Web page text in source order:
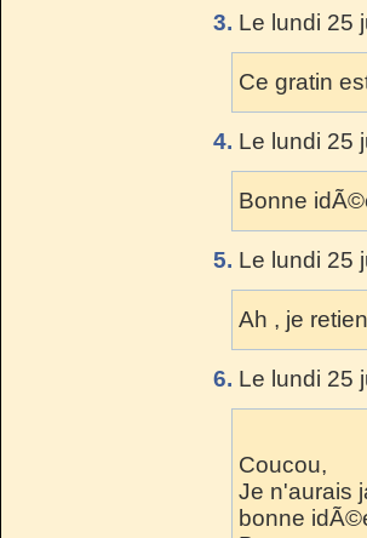
3. Le lundi 25
Ce gratin
4. Le lundi 25
Bonne
5. Le lundi 25
Ah , je
6. Le lundi 25
Coucou,
Je n'aurais
bonne